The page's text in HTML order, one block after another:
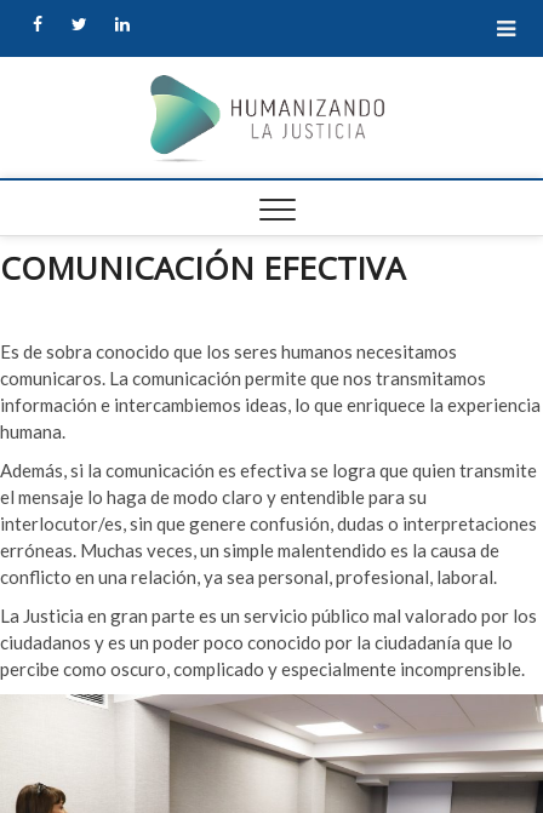
facebooktwitterlinkedin
COMUNICACIÓN EFECTIVA
Es de sobra conocido que los seres humanos necesitamos
comunicaros. La comunicación permite que nos transmitamos
información e intercambiemos ideas, lo que enriquece la experiencia
humana.
Además, si la comunicación es efectiva se logra que quien transmite
el mensaje lo haga de modo claro y entendible para su
interlocutor/es, sin que genere confusión, dudas o interpretaciones
erróneas. Muchas veces, un simple malentendido es la causa de
conflicto en una relación, ya sea personal, profesional, laboral.
La Justicia en gran parte es un servicio público mal valorado por los
ciudadanos y es un poder poco conocido por la ciudadanía que lo
percibe como oscuro, complicado y especialmente incomprensible.